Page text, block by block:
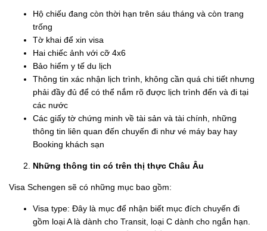
Hộ chiếu đang còn thời hạn trên sáu tháng và còn trang
trống
Tờ khai để xin visa
Hai chiếc ảnh với cỡ 4x6
Bảo hiểm y tế du lịch
Thông tin xác nhận lịch trình, không cần quá chi tiết nhưng
phải đầy đủ để có thể nắm rõ được lịch trình đến và đi tại
các nước
Các giấy tờ chứng minh về tài sản và tài chính, những
thông tin liên quan đến chuyến đi như vé máy bay hay
Booking khách sạn
Những thông tin có trên thị thực Châu Âu
Visa Schengen sẽ có những mục bao gồm:
Visa type: Đây là mục để nhận biết mục đích chuyến đi
gồm loại A là dành cho Transit, loại C dành cho ngắn hạn.